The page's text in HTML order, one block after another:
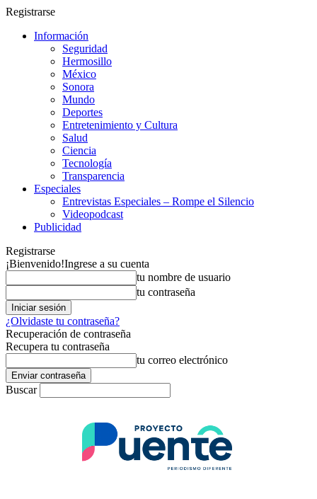
Registrarse
Información
Seguridad
Hermosillo
México
Sonora
Mundo
Deportes
Entretenimiento y Cultura
Salud
Ciencia
Tecnología
Transparencia
Especiales
Entrevistas Especiales – Rompe el Silencio
Videopodcast
Publicidad
Registrarse
¡Bienvenido!Ingrese a su cuenta
tu nombre de usuario
tu contraseña
¿Olvidaste tu contraseña?
Recuperación de contraseña
Recupera tu contraseña
tu correo electrónico
Buscar